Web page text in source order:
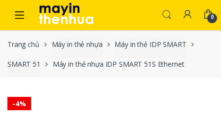
Skip to navigation
Skip to content
0
Trang chủ Máy in thẻ nhựa Máy in thẻ IDP SMART
SMART 51 Máy in thẻ nhựa IDP SMART 51S Ethernet
-4%